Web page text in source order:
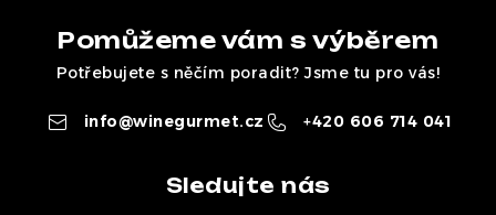
Pomůžeme vám s výběrem
Potřebujete s něčím poradit? Jsme tu pro vás!
info@winegurmet.cz +420 606 714 041